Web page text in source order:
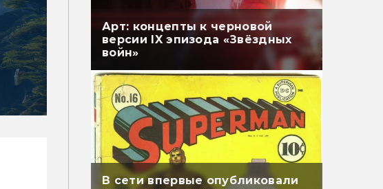
Арт: концепты к черновой
версии IX эпизода «Звёздных
войн»
В сети впервые опубликовали